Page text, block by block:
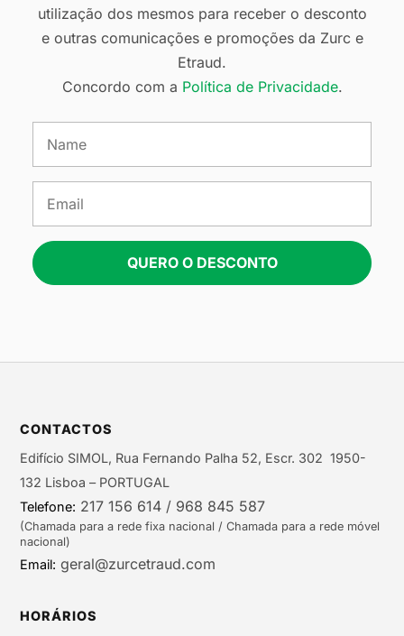
utilização dos mesmos para receber o desconto
e outras comunicações e promoções da Zurc e
Etraud.
Concordo com a Política de Privacidade.
QUERO O DESCONTO
CONTACTOS
Edifício SIMOL, Rua Fernando Palha 52, Escr. 302 1950-
132 Lisboa – PORTUGAL
Telefone: 217 156 614 / 968 845 587
(Chamada para a rede fixa nacional / Chamada para a rede móvel
nacional)
Email: geral@zurcetraud.com
HORÁRIOS